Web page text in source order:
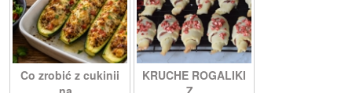
Co zrobić z cukinii
KRUCHE ROGALIKI